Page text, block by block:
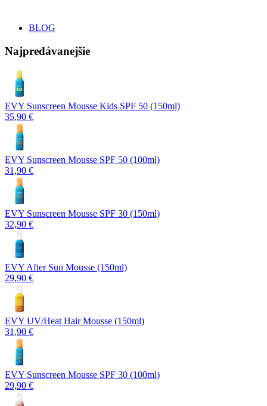
BLOG
Najpredávanejšie
EVY Sunscreen Mousse Kids SPF 50 (150ml)
35,90 €
EVY Sunscreen Mousse SPF 50 (100ml)
31,90 €
EVY Sunscreen Mousse SPF 30 (150ml)
32,90 €
EVY After Sun Mousse (150ml)
29,90 €
EVY UV/Heat Hair Mousse (150ml)
31,90 €
EVY Sunscreen Mousse SPF 30 (100ml)
29,90 €